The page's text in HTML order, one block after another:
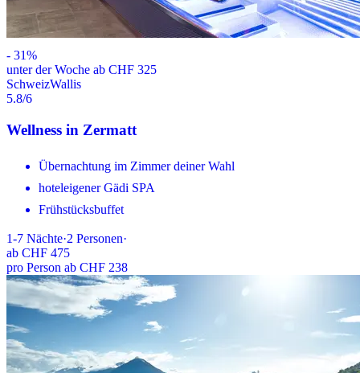
- 31%
unter der Woche ab CHF 325
SchweizWallis
5.8/6
Wellness in Zermatt
Übernachtung im Zimmer deiner Wahl
hoteleigener Gädi SPA
Frühstücksbuffet
1-7 Nächte·2 Personen·
ab CHF 475
pro Person ab CHF 238